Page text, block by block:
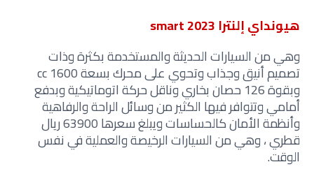
هيونداي إلنترا 2023 smart
وهي من السيارات الحديثة والمستخدمة بكثرة وذات
تصميم أنيق وجذاب وتحوي على محرك بسعة 1600 cc
وبقوة 126 حصان بخاري وناقل حركة اتوماتيكية وبدفع
أمامي وتتوافر فيها الكثير من وسائل الراحة والرفاهية
وأنظمة الأمان كالحساسات ويبلغ سعرها 63900 ريال
قطري ، وهي من السيارات الرخيصة والعملية في نفس
الوقت.